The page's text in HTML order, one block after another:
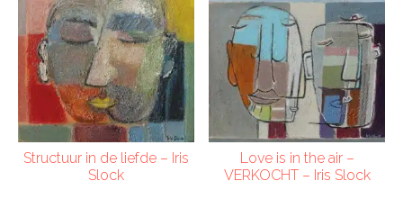
Structuur in de liefde – Iris
Slock
Love is in the air –
VERKOCHT – Iris Slock